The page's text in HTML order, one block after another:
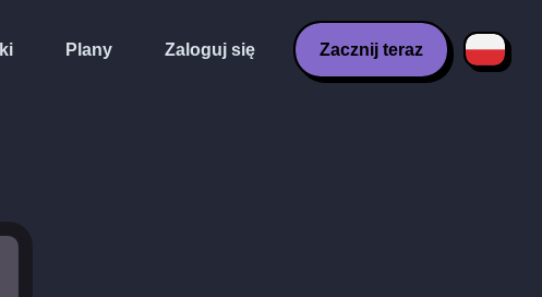
Plany Zaloguj się Zacznij teraz